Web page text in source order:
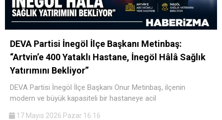
DEVA Partisi İnegöl İlçe Başkanı Metinbaş:
“Artvin’e 400 Yataklı Hastane, İnegöl Hâlâ Sağlık
Yatırımını Bekliyor”
DEVA Partisi İnegöl İlçe Başkanı Onur Metinbaş, ilçenin
modern ve büyük kapasiteli bir hastaneye acil
17 Mayıs 2026 Pazar 16:16